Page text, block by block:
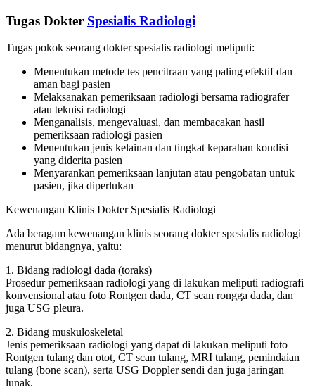
Tugas Dokter Spesialis Radiologi
Tugas pokok seorang dokter spesialis radiologi meliputi:
Menentukan metode tes pencitraan yang paling efektif dan
aman bagi pasien
Melaksanakan pemeriksaan radiologi bersama radiografer
atau teknisi radiologi
Menganalisis, mengevaluasi, dan membacakan hasil
pemeriksaan radiologi pasien
Menentukan jenis kelainan dan tingkat keparahan kondisi
yang diderita pasien
Menyarankan pemeriksaan lanjutan atau pengobatan untuk
pasien, jika diperlukan
Kewenangan Klinis Dokter Spesialis Radiologi
Ada beragam kewenangan klinis seorang dokter spesialis radiologi
menurut bidangnya, yaitu:
1. Bidang radiologi dada (toraks)
Prosedur pemeriksaan radiologi yang di lakukan meliputi radiografi
konvensional atau foto Rontgen dada, CT scan rongga dada, dan
juga USG pleura.
2. Bidang muskuloskeletal
Jenis pemeriksaan radiologi yang dapat di lakukan meliputi foto
Rontgen tulang dan otot, CT scan tulang, MRI tulang, pemindaian
tulang (bone scan), serta USG Doppler sendi dan juga jaringan
lunak.